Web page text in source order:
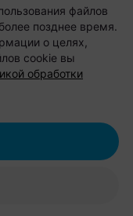
файлов
позднее время.
о целях,
cookie вы
обработки